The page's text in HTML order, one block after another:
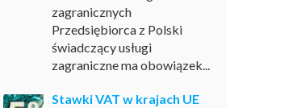
zagranicznych
Przedsiębiorca z Polski
świadczący usługi
zagraniczne ma obowiązek...
Stawki VAT w krajach UE